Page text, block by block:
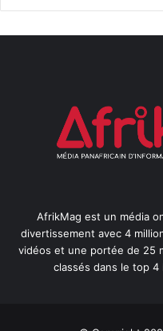
AfrikMag est un média
divertissement avec 4
vidéos et une portée de 25
classés dans le top 4